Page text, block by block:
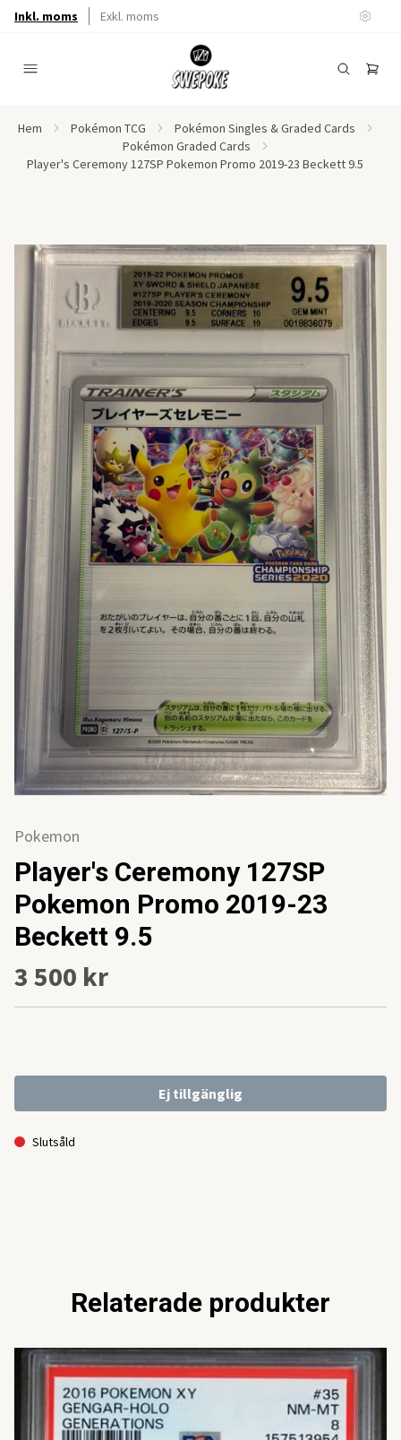
Inkl. moms Exkl. moms
Hem Pokémon TCG
Pokémon Singles & Graded Cards
Pokémon Graded Cards
Player's Ceremony 127SP Pokemon Promo 2019-23 Beckett 9.5
Pokemon
Player's Ceremony 127SP
Pokemon Promo 2019-23
Beckett 9.5
3 500 kr
Ej tillgänglig
Slutsåld
Relaterade produkter